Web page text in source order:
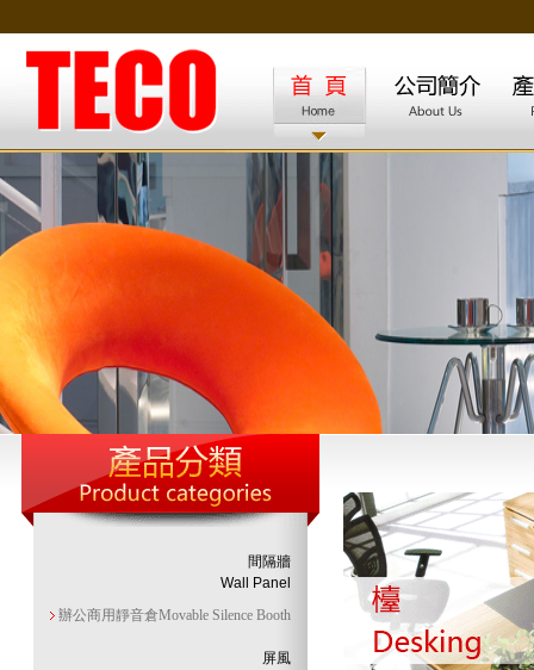
間隔牆
Wall Panel
辦公商用靜音倉Movable Silence Booth
屏風